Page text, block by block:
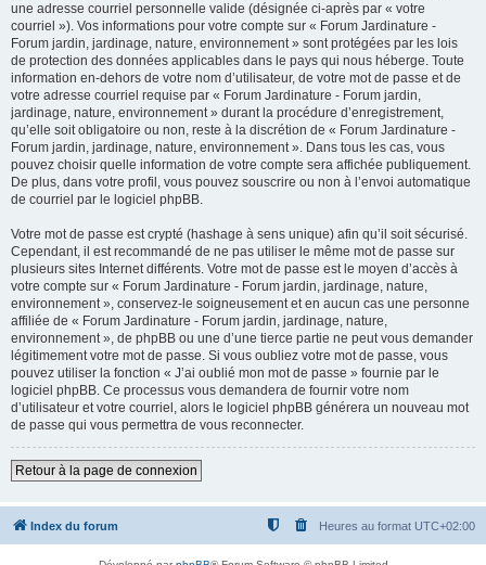
une adresse courriel personnelle valide (désignée ci-après par « votre
courriel »). Vos informations pour votre compte sur « Forum Jardinature -
Forum jardin, jardinage, nature, environnement » sont protégées par les lois
de protection des données applicables dans le pays qui nous héberge. Toute
information en-dehors de votre nom d’utilisateur, de votre mot de passe et de
votre adresse courriel requise par « Forum Jardinature - Forum jardin,
jardinage, nature, environnement » durant la procédure d’enregistrement,
qu’elle soit obligatoire ou non, reste à la discrétion de « Forum Jardinature -
Forum jardin, jardinage, nature, environnement ». Dans tous les cas, vous
pouvez choisir quelle information de votre compte sera affichée publiquement.
De plus, dans votre profil, vous pouvez souscrire ou non à l’envoi automatique
de courriel par le logiciel phpBB.
Votre mot de passe est crypté (hashage à sens unique) afin qu’il soit sécurisé.
Cependant, il est recommandé de ne pas utiliser le même mot de passe sur
plusieurs sites Internet différents. Votre mot de passe est le moyen d’accès à
votre compte sur « Forum Jardinature - Forum jardin, jardinage, nature,
environnement », conservez-le soigneusement et en aucun cas une personne
affiliée de « Forum Jardinature - Forum jardin, jardinage, nature,
environnement », de phpBB ou une d’une tierce partie ne peut vous demander
légitimement votre mot de passe. Si vous oubliez votre mot de passe, vous
pouvez utiliser la fonction « J’ai oublié mon mot de passe » fournie par le
logiciel phpBB. Ce processus vous demandera de fournir votre nom
d’utilisateur et votre courriel, alors le logiciel phpBB générera un nouveau mot
de passe qui vous permettra de vous reconnecter.
Retour à la page de connexion
Index du forum Heures au format UTC+02:00